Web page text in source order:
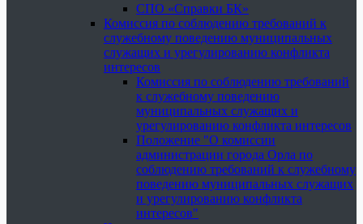
СПО «Справки БК»
Комиссия по соблюдению требований к
служебному поведению муниципальных
служащих и урегулированию конфликта
интересов
Комиссия по соблюдению требований
к служебному поведению
муниципальных служащих и
урегулированию конфликта интересов
Положение "О комиссии
администрации города Орла по
соблюдению требований к служебному
поведению муниципальных служащих
и урегулированию конфликта
интересов"